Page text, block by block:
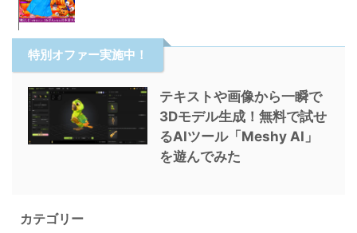
特別オファー実施中！
テキストや画像から一瞬で
3Dモデル生成！無料で試せ
るAIツール「Meshy AI」
を遊んでみた
カテゴリー